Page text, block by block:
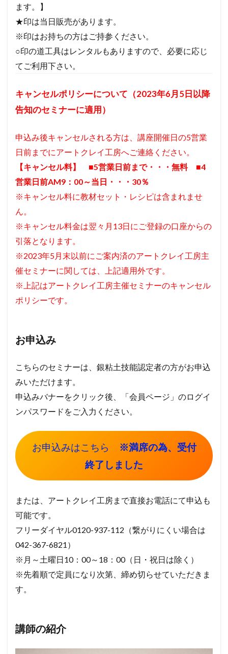
ます。】
★印は当日販売があります。
※印はお持ちの方はご持参ください。
○印の道工具はレンタルもありますので、必要に応じ
てご利用下さい。
キャンセルポリシーについて（2023年6月5日以降
告知のセミナーに適用）
申込み後キャンセルされる方は、講座開催日の5営業
日前までにアートクレイ工房へご連絡ください。
【キャンセル料】 ■5営業日前まで・・・無料 ■4
営業日前AM9：00～当日・・・30％
※キャンセル料に教材セット・レシピは含まれませ
ん。
※キャンセル料金は翌々月13日にご登録の口座からの
引落となります。
※2023年5月末以前にご案内済のアートクレイ工房主
催セミナーに関しては、上記適用外です。
※上記はアートクレイ工房主催セミナーのキャンセル
ポリシーです。
お申込み
こちらのセミナーは、銀粘土技能認定者の方がお申込
みいただけます。
申込みバナーをクリック後、「会員ページ」のログイ
ンパスワードをご入力ください。
お申込みはこちら
※満席の為、受付
終了しました
または、アートクレイ工房まで直接お電話にて申込も
可能です。
フリーダイヤル0120-937-112（繋がりにくい場合は
042-367-6821）
※月～土曜日10：00～18：00（日・祝日は除く）
※先着順で定員になり次第、締め切らせていただきま
す。
講師の紹介